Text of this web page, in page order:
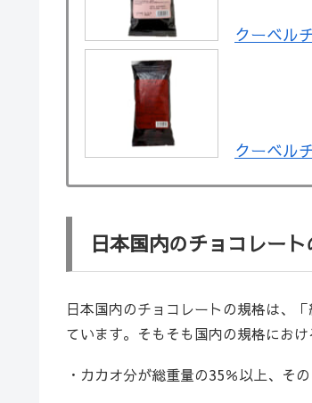
クーベル
クーベル
日本国内のチョコレー
日本国内のチョコレートの規格は、
ています。そもそも国内の規格におけ
・カカオ分が総重量の35％以上、そ